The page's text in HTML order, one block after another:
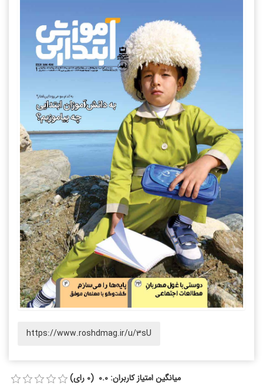
https://www.roshdmag.ir/u/3sU
میانگین امتیاز کاربران: 0.0 (0 رای)